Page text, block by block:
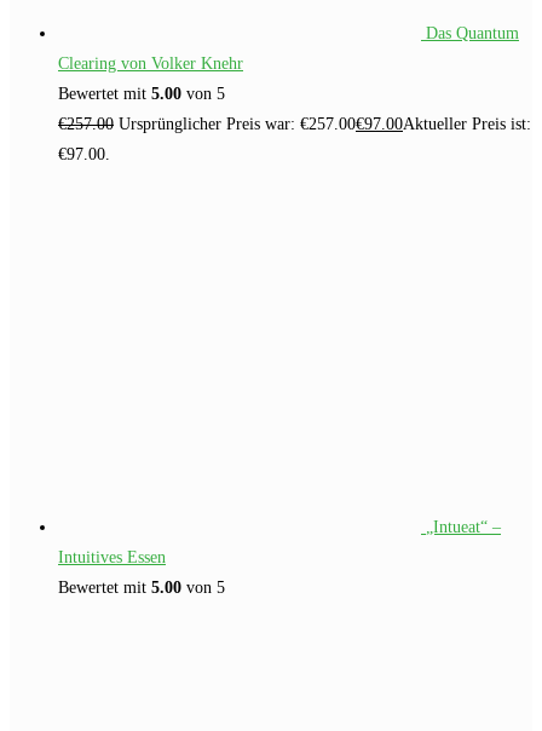
Das Quantum
Clearing von Volker Knehr
Bewertet mit 5.00 von 5
€257.00 Ursprünglicher Preis war: €257.00€97.00Aktueller Preis ist:
€97.00.
„Intueat“ –
Intuitives Essen
Bewertet mit 5.00 von 5